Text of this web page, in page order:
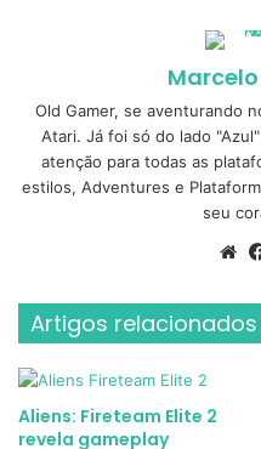
Old Gamer, se aventurando
Atari. Já foi só do lado
atenção para todas as
estilos, Adventures e
seu
Artigos relacionados
Aliens: Fireteam Elite 2
revela gameplay